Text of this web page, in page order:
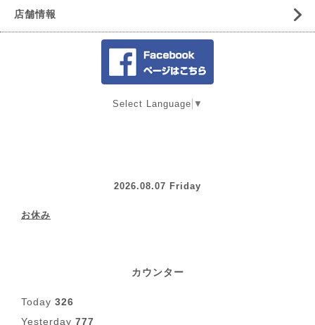
店舗情報
Select Language ▼
2026.08.07 Friday
お休み
カウンター
Today 326
Yesterday 777